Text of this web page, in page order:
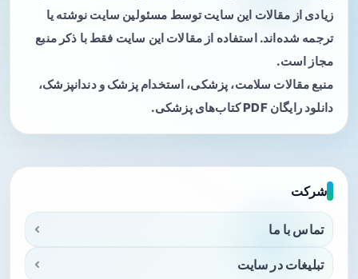
زیادی از مقالات این سایت توسط مسئولین سایت نوشته یا
ترجمه شده‌اند. استفاده از مقالات این سایت فقط با ذکر منبع
مجاز است.
منبع مقالات سلامت، پزشکی، استخدام پزشک و دندانپزشک،
دانلود رایگان PDF کتاب‌های پزشکی.
شرکت
تماس با ما
تبلیغات در سایت